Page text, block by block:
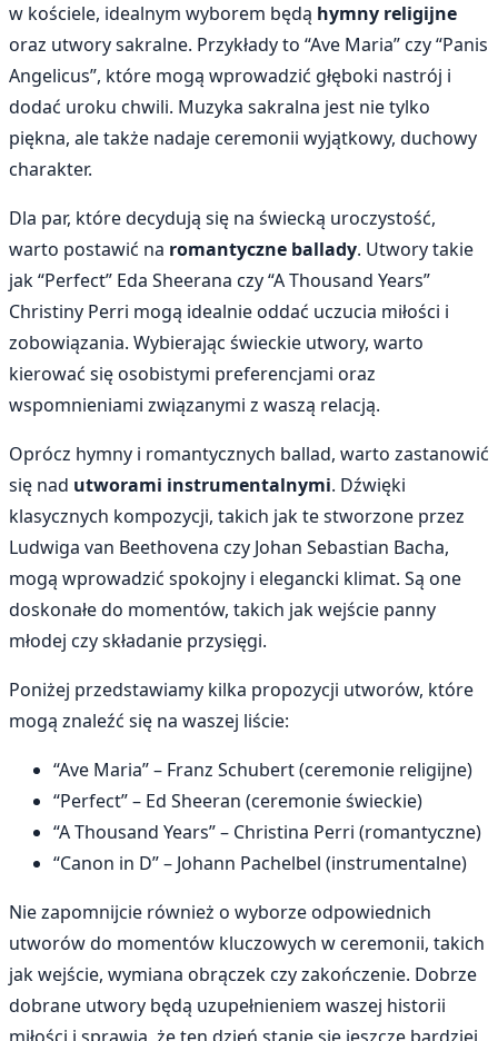
w kościele, idealnym wyborem będą hymny religijne
oraz utwory sakralne. Przykłady to “Ave Maria” czy “Panis
Angelicus”, które mogą wprowadzić głęboki nastrój i
dodać uroku chwili. Muzyka sakralna jest nie tylko
piękna, ale także nadaje ceremonii wyjątkowy, duchowy
charakter.
Dla par, które decydują się na świecką uroczystość,
warto postawić na romantyczne ballady. Utwory takie
jak “Perfect” Eda Sheerana czy “A Thousand Years”
Christiny Perri mogą idealnie oddać uczucia miłości i
zobowiązania. Wybierając świeckie utwory, warto
kierować się osobistymi preferencjami oraz
wspomnieniami związanymi z waszą relacją.
Oprócz hymny i romantycznych ballad, warto zastanowić
się nad utworami instrumentalnymi. Dźwięki
klasycznych kompozycji, takich jak te stworzone przez
Ludwiga van Beethovena czy Johan Sebastian Bacha,
mogą wprowadzić spokojny i elegancki klimat. Są one
doskonałe do momentów, takich jak wejście panny
młodej czy składanie przysięgi.
Poniżej przedstawiamy kilka propozycji utworów, które
mogą znaleźć się na waszej liście:
“Ave Maria” – Franz Schubert (ceremonie religijne)
“Perfect” – Ed Sheeran (ceremonie świeckie)
“A Thousand Years” – Christina Perri (romantyczne)
“Canon in D” – Johann Pachelbel (instrumentalne)
Nie zapomnijcie również o wyborze odpowiednich
utworów do momentów kluczowych w ceremonii, takich
jak wejście, wymiana obrączek czy zakończenie. Dobrze
dobrane utwory będą uzupełnieniem waszej historii